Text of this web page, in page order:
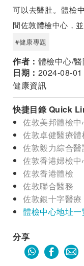
可以去醫肚。體檢
間佐敦體檢中心，
#健康專題
作者： 體檢中心/
日期： 2024-08-01
健康資訊
快捷目錄 Quick
佐敦美邦體檢
佐敦卓健醫療
佐敦毅力綜合
佐敦香港婦檢
佐敦香港體檢
佐敦聯合醫務
佐敦銀十字醫療
體檢中心地址
分享